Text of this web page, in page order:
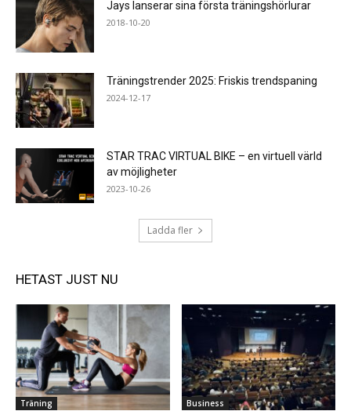
Jays lanserar sina första träningshörlurar
2018-10-20
Träningstrender 2025: Friskis trendspaning
2024-12-17
STAR TRAC VIRTUAL BIKE – en virtuell värld
av möjligheter
2023-10-26
Ladda fler
HETAST JUST NU
Träning Business